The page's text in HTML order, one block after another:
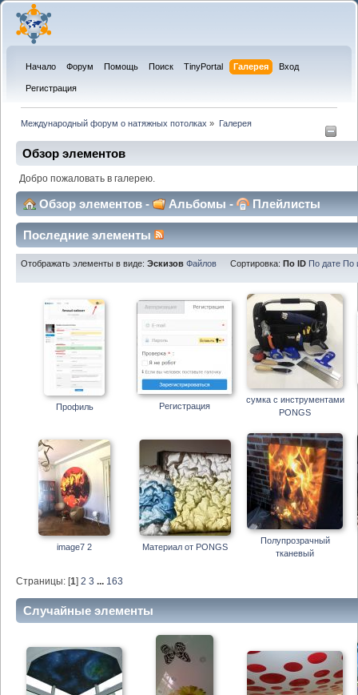
Начало Форум Помощь Поиск TinyPortal Галерея Вход
Регистрация
Международный форум о натяжных потолках » Галерея
Обзор элементов
Добро пожаловать в галерею.
Обзор элементов - Альбомы - Плейлисты
Последние элементы
Отображать элементы в виде: Эскизов Файлов Сортировка: По ID По дате По
Профиль Регистрация
сумка с инструментами
PONGS
image7 2 Материал от PONGS
Полупрозрачный
тканевый
Страницы: [1] 2 3 ... 163
Случайные элементы